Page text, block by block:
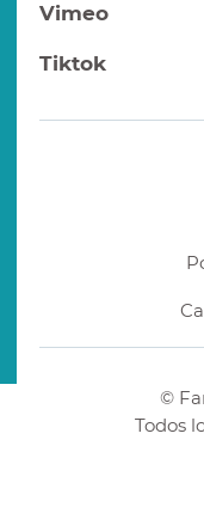
Vimeo
Tiktok
©
Todos